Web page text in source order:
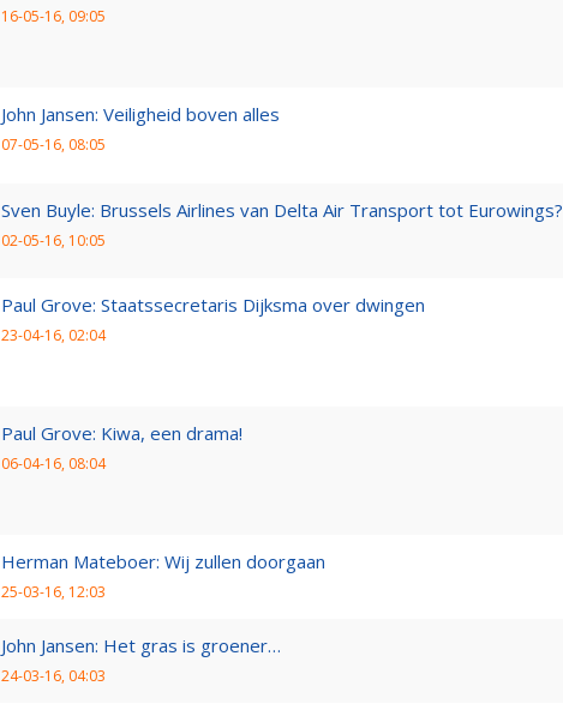
16-05-16, 09:05
John Jansen: Veiligheid boven alles
07-05-16, 08:05
Sven Buyle: Brussels Airlines van Delta Air Transport tot Eurowings?
02-05-16, 10:05
Paul Grove: Staatssecretaris Dijksma over dwingen
23-04-16, 02:04
Paul Grove: Kiwa, een drama!
06-04-16, 08:04
Herman Mateboer: Wij zullen doorgaan
25-03-16, 12:03
John Jansen: Het gras is groener…
24-03-16, 04:03